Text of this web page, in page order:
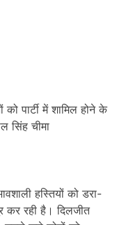
पार्टी में शामिल होने के
सिंह चीमा
हस्तियों को डरा-
कर रही है। दिलजीत